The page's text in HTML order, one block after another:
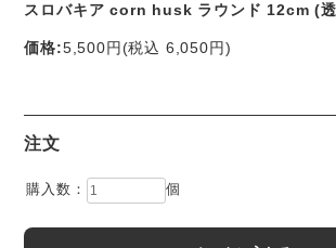
工。
スロバキア国内でも数少ない作り手のお一
スロバキア corn husk ラウンド 12cm (
価格:5,500円 (税込 6,050円)
注文
購入数： 個